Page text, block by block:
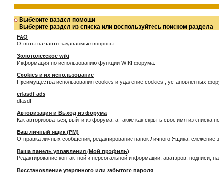
Выберите раздел помощи
Выберите раздел из списка или воспользуйтесь поиском раздела
FAQ
Ответы на часто задаваемые вопросы
Золотолесское wiki
Информация по использованию функции WIKI форума.
Cookies и их использование
Преимущества использования cookies и удаление cookies , установленных
erfasdf ads
dfasdf
Авторизация и Выход из форума
Как авторизоваться, выйти из форума, а также как скрыть своё имя из списка
Ваш личный ящик (PM)
Отправка личных сообщений, редактирование папок Личного Ящика,
Ваша панель управления (Мой профиль)
Редактирование контактной и персональной информации, аватаров,
Восстановление утерянного или забытого пароля